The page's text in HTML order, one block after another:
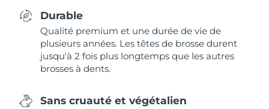
Durable
Qualité premium et une durée de vie de
plusieurs années. Les têtes de brosse durent
jusqu'à 2 fois plus longtemps que les autres
brosses à dents.
Sans cruauté et végétalien